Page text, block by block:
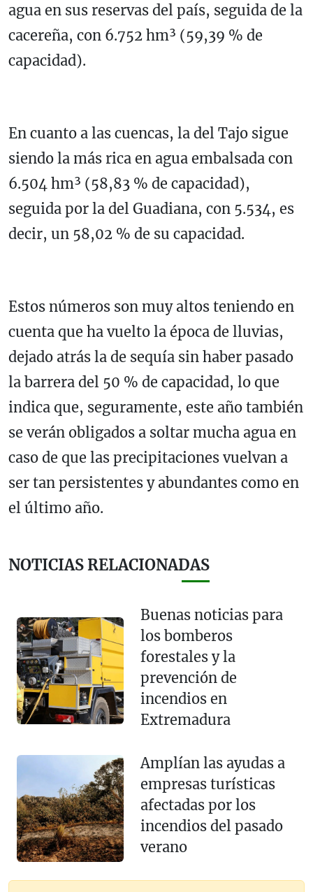
agua en sus reservas del país, seguida de la
cacereña, con 6.752 hm³ (59,39 % de
capacidad).
En cuanto a las cuencas, la del Tajo sigue
siendo la más rica en agua embalsada con
6.504 hm³ (58,83 % de capacidad),
seguida por la del Guadiana, con 5.534, es
decir, un 58,02 % de su capacidad.
Estos números son muy altos teniendo en
cuenta que ha vuelto la época de lluvias,
dejado atrás la de sequía sin haber pasado
la barrera del 50 % de capacidad, lo que
indica que, seguramente, este año también
se verán obligados a soltar mucha agua en
caso de que las precipitaciones vuelvan a
ser tan persistentes y abundantes como en
el último año.
NOTICIAS RELACIONADAS
Buenas noticias para
los bomberos
forestales y la
prevención de
incendios en
Extremadura
Amplían las ayudas a
empresas turísticas
afectadas por los
incendios del pasado
verano